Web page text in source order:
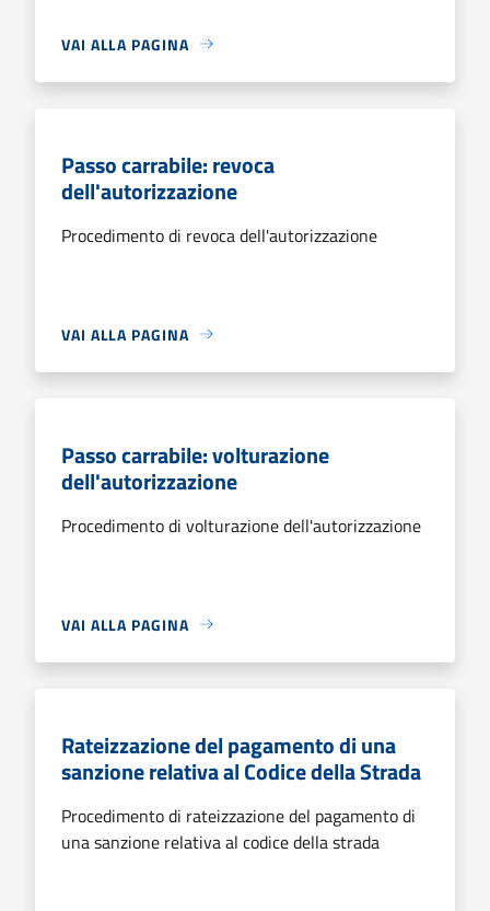
VAI ALLA PAGINA
Passo carrabile: revoca
dell'autorizzazione
Procedimento di revoca dell'autorizzazione
VAI ALLA PAGINA
Passo carrabile: volturazione
dell'autorizzazione
Procedimento di volturazione dell'autorizzazione
VAI ALLA PAGINA
Rateizzazione del pagamento di una
sanzione relativa al Codice della Strada
Procedimento di rateizzazione del pagamento di
una sanzione relativa al codice della strada